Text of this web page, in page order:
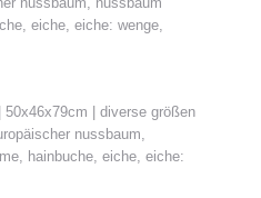
eiche, eiche: wenge,
| diverse größen
nussbaum,
hainbuche, eiche, eiche: